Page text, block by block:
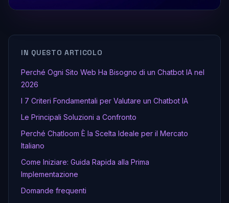
IN QUESTO ARTICOLO
Perché Ogni Sito Web Ha Bisogno di un Chatbot IA nel
2026
I 7 Criteri Fondamentali per Valutare un Chatbot IA
Le Principali Soluzioni a Confronto
Perché Chatloom È la Scelta Ideale per il Mercato
Italiano
Come Iniziare: Guida Rapida alla Prima
Implementazione
Domande frequenti